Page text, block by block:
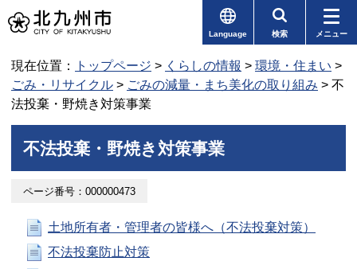
Language 検索 メニュー
現在位置： トップページ > くらしの情報 > 環境・住まい >
ごみ・リサイクル > ごみの減量・まち美化の取り組み > 不
法投棄・野焼き対策事業
不法投棄・野焼き対策事業
ページ番号：000000473
土地所有者・管理者の皆様へ（不法投棄対策）
不法投棄防止対策